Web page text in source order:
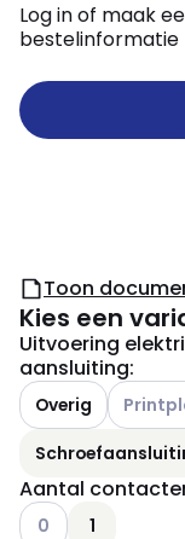
Log in of maak
bestelinformatie
Toon
Kies een
Uitvoering
aansluiting:
Overig Andere
Aantal
Andere varianten
0 1